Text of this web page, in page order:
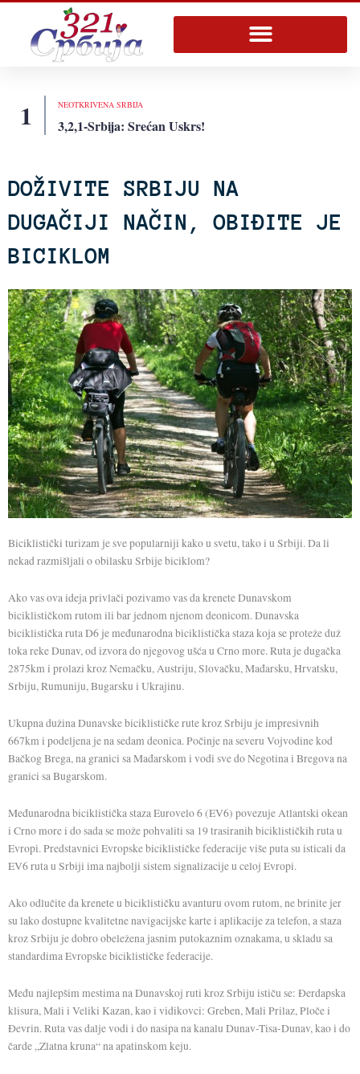
садржај
1 NEOTKRIVENA SRBIJA
3,2,1-Srbija: Srećan Uskrs!
DOŽIVITE SRBIJU NA
DUGAČIJI NAČIN, OBIĐITE JE
BICIKLOM
Biciklistički turizam je sve popularniji kako u svetu, tako i u Srbiji. Da li
nekad razmišljali o obilasku Srbije biciklom?
Ako vas ova ideja privlači pozivamo vas da krenete Dunavskom
biciklističkom rutom ili bar jednom njenom deonicom. Dunavska
biciklistička ruta D6 je međunarodna biciklistička staza koja se proteže duž
toka reke Dunav, od izvora do njegovog ušća u Crno more. Ruta je dugačka
2875km i prolazi kroz Nemačku, Austriju, Slovačku, Mađarsku, Hrvatsku,
Srbiju, Rumuniju, Bugarsku i Ukrajinu.
Ukupna dužina Dunavske biciklističke rute kroz Srbiju je impresivnih
667km i podeljena je na sedam deonica. Počinje na severu Vojvodine kod
Bačkog Brega, na granici sa Mađarskom i vodi sve do Negotina i Bregova na
granici sa Bugarskom.
Međunarodna biciklistička staza Eurovelo 6 (EV6) povezuje Atlantski okean
i Crno more i do sada se može pohvaliti sa 19 trasiranih biciklističkih ruta u
Evropi. Predstavnici Evropske biciklističke federacije više puta su isticali da
EV6 ruta u Srbiji ima najbolji sistem signalizacije u celoj Evropi.
Ako odlučite da krenete u biciklističku avanturu ovom rutom, ne brinite jer
su lako dostupne kvalitetne navigacijske karte i aplikacije za telefon, a staza
kroz Srbiju je dobro obeležena jasnim putokaznim oznakama, u skladu sa
standardima Evropske biciklističke federacije.
Među najlepšim mestima na Dunavskoj ruti kroz Srbiju ističu se: Đerdapska
klisura, Mali i Veliki Kazan, kao i vidikovci: Greben, Mali Prilaz, Ploče i
Đevrin. Ruta vas dalje vodi i do nasipa na kanalu Dunav-Tisa-Dunav, kao i do
čarde „Zlatna kruna“ na apatinskom keju.